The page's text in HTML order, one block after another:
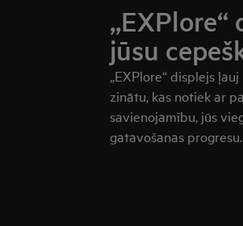
jūsu
„EXPlore“ displejs
zinātu, kas notiek ar
savienojamību, jūs
gatavošanas progresu.